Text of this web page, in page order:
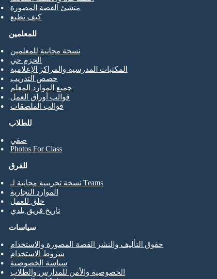
منشئ القصة المصورة
كيف تطبع
للطلاب
صفي
Photos For Class
للمعلمين
نسخة مجانية للمعلمين
الحزم حي
المكتبات المدرسية والمراكز الإعلامية
حصص التدريب
جميع الموارد المعلم
قوالب أوراق العمل
قوالب الملصقات
للفرق
نسخة تجريبية مجانية لـ Teams
الموارد التجارية
خلق للعمل
تاريخ فريق بلدي
سياسات
حقوق التأليف والنشر القصة المصورة والاستخدام
شروط الاستخدام
سياسة الخصوصية
الخصوصية والأمن للمدارس والطلاب